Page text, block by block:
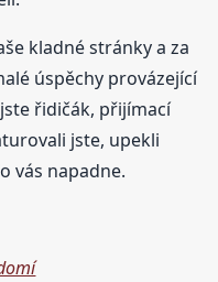
kladné stránky a za
úspěchy provázející
řidičák, přijímací
jste, upekli
vás napadne.